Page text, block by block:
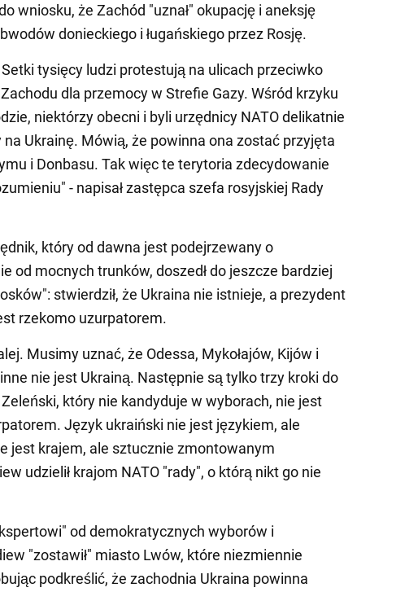
wniosku, że Zachód "uznał" okupację i aneksję
donieckiego i ługańskiego przez Rosję.
Setki tysięcy ludzi protestują na ulicach przeciwko
dla przemocy w Strefie Gazy. Wśród krzyku
niektórzy obecni i byli urzędnicy NATO delikatnie
na Ukrainę. Mówią, że powinna ona zostać przyjęta
i Donbasu. Tak więc te terytoria zdecydowanie
- napisał zastępca szefa rosyjskiej Rady
który od dawna jest podejrzewany o
od mocnych trunków, doszedł do jeszcze bardziej
stwierdził, że Ukraina nie istnieje, a prezydent
rzekomo uzurpatorem.
Musimy uznać, że Odessa, Mykołajów, Kijów i
nie jest Ukrainą. Następnie są tylko trzy kroki do
który nie kandyduje w wyborach, nie jest
Język ukraiński nie jest językiem, ale
jest krajem, ale sztucznie zmontowanym
udzielił krajom NATO "rady", o którą nikt go nie
od demokratycznych wyborów i
"zostawił" miasto Lwów, które niezmiennie
podkreślić, że zachodnia Ukraina powinna